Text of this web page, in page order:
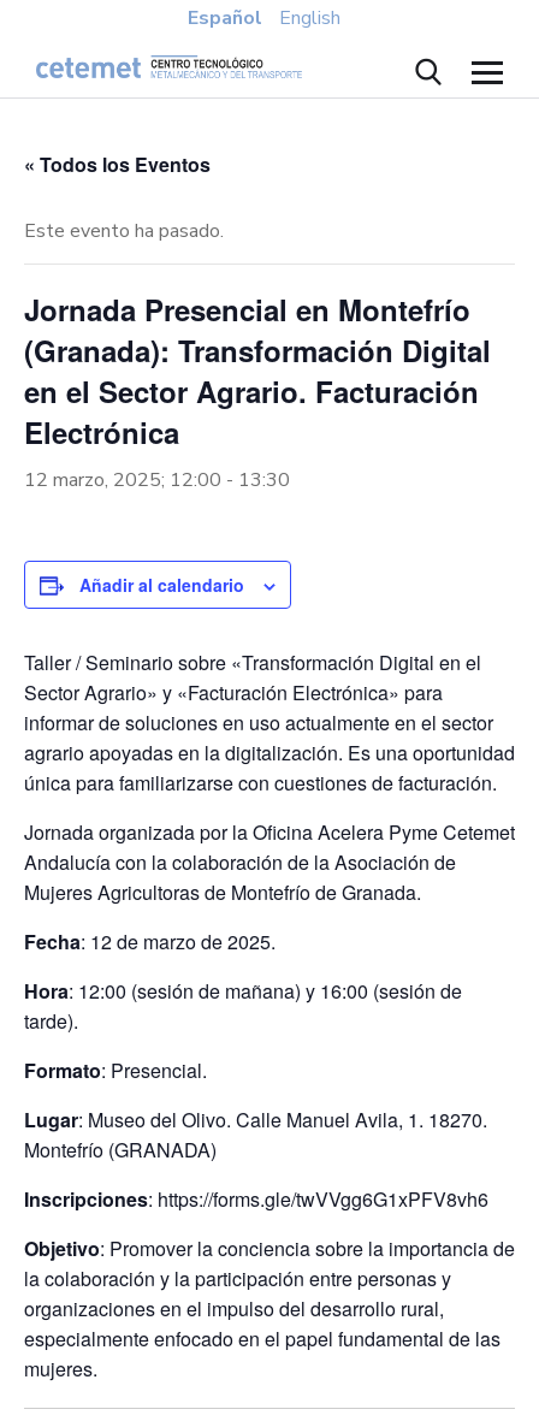
Español English
« Todos los Eventos
Este evento ha pasado.
Jornada Presencial en Montefrío
(Granada): Transformación Digital
en el Sector Agrario. Facturación
Electrónica
12 marzo, 2025; 12:00 - 13:30
Taller / Seminario sobre «Transformación Digital en el
Sector Agrario» y «Facturación Electrónica» para
informar de soluciones en uso actualmente en el sector
agrario apoyadas en la digitalización. Es una oportunidad
única para familiarizarse con cuestiones de facturación.
Jornada organizada por la Oficina Acelera Pyme Cetemet
Andalucía con la colaboración de la Asociación de
Mujeres Agricultoras de Montefrío de Granada.
Fecha: 12 de marzo de 2025.
Hora: 12:00 (sesión de mañana) y 16:00 (sesión de
tarde).
Formato: Presencial.
Lugar: Museo del Olivo. Calle Manuel Avila, 1. 18270.
Montefrío (GRANADA)
Inscripciones: https://forms.gle/twVVgg6G1xPFV8vh6
Objetivo: Promover la conciencia sobre la importancia de
la colaboración y la participación entre personas y
organizaciones en el impulso del desarrollo rural,
especialmente enfocado en el papel fundamental de las
mujeres.
Añadir al calendario